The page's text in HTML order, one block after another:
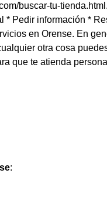
buscar-tu-
* Pedir información *
en Orense. En
otra cosa
que te atienda
: